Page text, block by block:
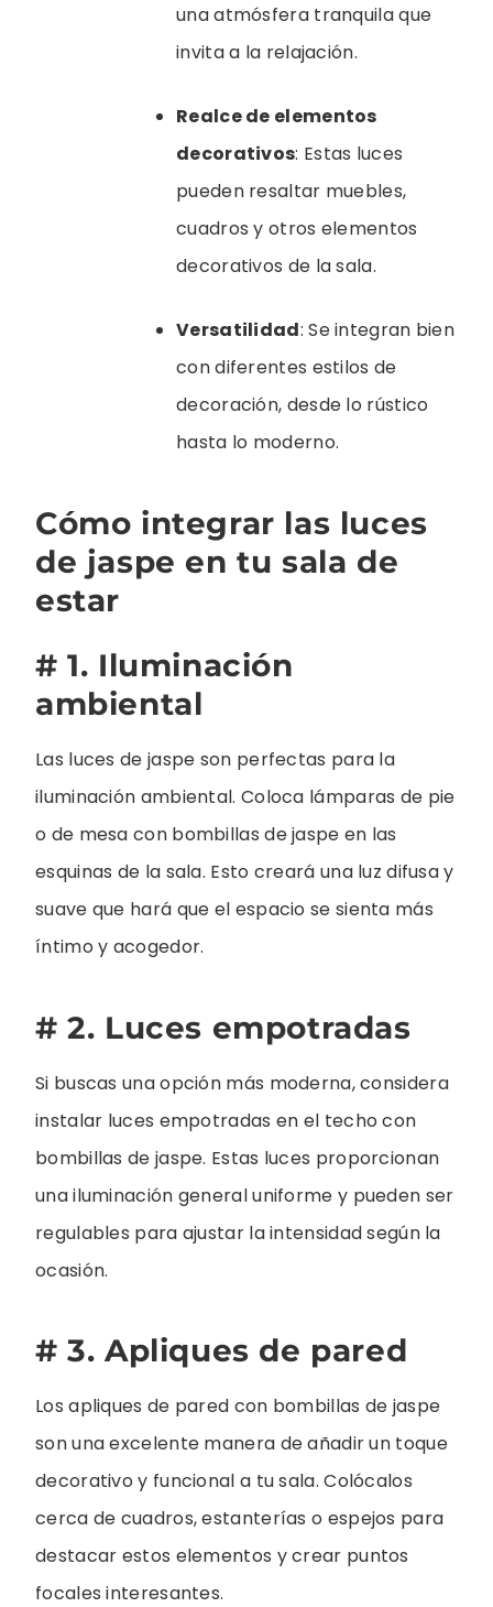
una atmósfera tranquila que
invita a la relajación.
Realce de elementos
decorativos: Estas luces
pueden resaltar muebles,
cuadros y otros elementos
decorativos de la sala.
Versatilidad: Se integran bien
con diferentes estilos de
decoración, desde lo rústico
hasta lo moderno.
Cómo integrar las luces
de jaspe en tu sala de
estar
# 1. Iluminación
ambiental
Las luces de jaspe son perfectas para la
iluminación ambiental. Coloca lámparas de pie
o de mesa con bombillas de jaspe en las
esquinas de la sala. Esto creará una luz difusa y
suave que hará que el espacio se sienta más
íntimo y acogedor.
# 2. Luces empotradas
Si buscas una opción más moderna, considera
instalar luces empotradas en el techo con
bombillas de jaspe. Estas luces proporcionan
una iluminación general uniforme y pueden ser
regulables para ajustar la intensidad según la
ocasión.
# 3. Apliques de pared
Los apliques de pared con bombillas de jaspe
son una excelente manera de añadir un toque
decorativo y funcional a tu sala. Colócalos
cerca de cuadros, estanterías o espejos para
destacar estos elementos y crear puntos
focales interesantes.